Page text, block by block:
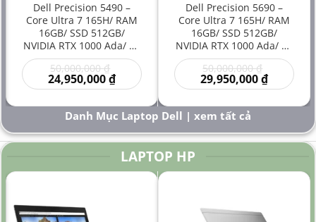
Dell Precision 5490 –
Core Ultra 7 165H/ RAM
16GB/ SSD 512GB/
NVIDIA RTX 1000 Ada/ 14
inch – Laptop
Workstation Đồ Họa Siêu
Gọn Hiệu Năng Cao Giá
50,000,000₫
gốc
là:
50,000,000 ₫.
24,950,000₫Giá
hiện
là:
24,950,000 ₫.
Dell Precision 5690 –
Core Ultra 7 165H/ RAM
16GB/ SSD 512GB/
NVIDIA RTX 1000 Ada/ 16
inch – Laptop
Workstation Cao Cấp Đồ
Họa Kỹ Thuật Sáng Tạo
50,000,000₫
gốc
là:
29,950,000₫Giá
hiện
là:
₫.
Danh Mục Laptop Dell | xem tất cả
LAPTOP HP